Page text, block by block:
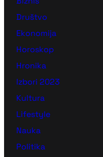
Društvo
Ekonomija
Horoskop
Hronika
Izbori 2023
Kultura
Lifestyle
Nauka
Politika